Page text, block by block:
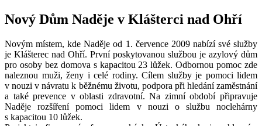
Nový Dům Naděje v Klášterci nad Ohří
Novým místem, kde Naděje od 1. července 2009 nabízí své služby
je Klášterec nad Ohří. První poskytovanou službou je azylový dům
pro osoby bez domova s kapacitou 23 lůžek. Odbornou pomoc zde
naleznou muži, ženy i celé rodiny. Cílem služby je pomoci lidem
v nouzi v návratu k běžnému životu, podpora při hledání zaměstnání
a také prevence v oblasti zdravotní. Na zimní období připravuje
Naděje rozšíření pomoci lidem v nouzi o službu noclehárny
s kapacitou 10 lůžek.